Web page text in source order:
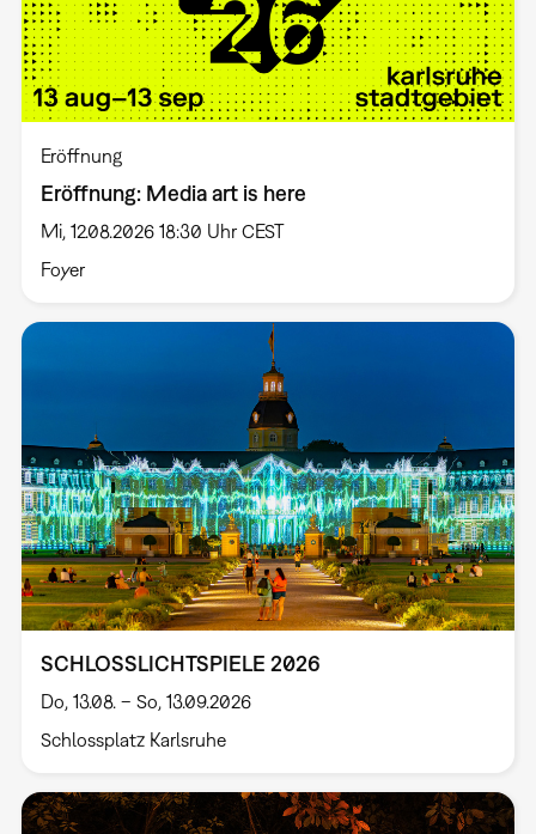
Eröffnung
Eröffnung: Media art is here
Mi, 12.08.2026 18:30 Uhr CEST
Foyer
SCHLOSSLICHTSPIELE 2026
Do, 13.08. – So, 13.09.2026
Schlossplatz Karlsruhe